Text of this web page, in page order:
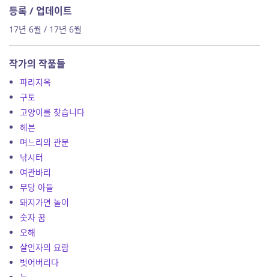
등록 / 업데이트
17년 6월 / 17년 6월
작가의 작품들
파리지옥
구토
고양이를 찾습니다
헤븐
며느리의 관문
낚시터
여관바리
무당 아들
돼지가면 놀이
숫자 꿈
오해
살인자의 요람
벗어버리다